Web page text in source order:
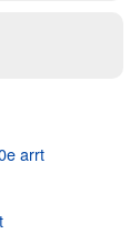
arrt